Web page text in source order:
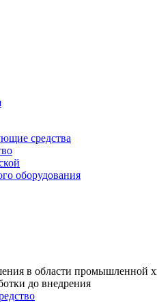
средства
оборудования
в области промышленной
до внедрения